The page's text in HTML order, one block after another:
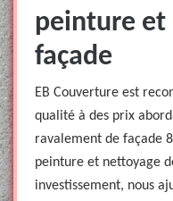
peinture et
façade
EB Couverture est
qualité à des prix
ravalement de façade
peinture et nettoyage
investissement, nous